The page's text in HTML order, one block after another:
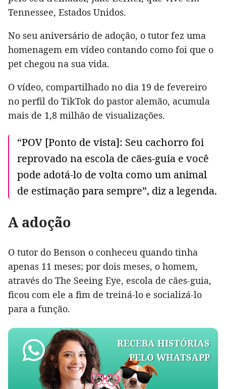
Tennessee, Estados Unidos.
No seu aniversário de adoção, o tutor fez uma
homenagem em vídeo contando como foi que o
pet chegou na sua vida.
O vídeo, compartilhado no dia 19 de fevereiro
no perfil do TikTok do pastor alemão, acumula
mais de 1,8 milhão de visualizações.
“POV [Ponto de vista]: Seu cachorro foi
reprovado na escola de cães-guia e você
pode adotá-lo de volta como um animal
de estimação para sempre”, diz a legenda.
A adoção
O tutor do Benson o conheceu quando tinha
apenas 11 meses; por dois meses, o homem,
através do The Seeing Eye, escola de cães-guia,
ficou com ele a fim de treiná-lo e socializá-lo
para a função.
RECEBA HISTÓRIAS
PELO WHATSAPP